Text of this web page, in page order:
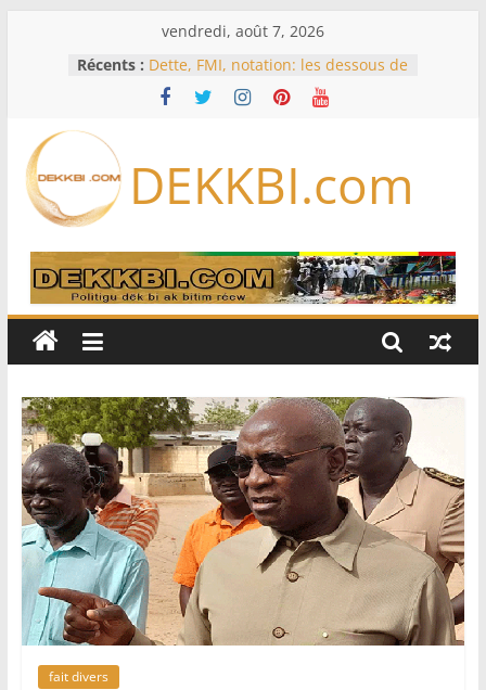
vendredi, août 7, 2026
Récents : Dette, FMI, notation: les dessous de
l’effondrement des IDE au
Sénégal…comment le Sénégal est
Bénin: Patrice Talon élu président
du Sénat, moins de trois mois
Pakistan et la Turquie signent un
accord de défense
RD Congo: Kinshasa interdit les
exportations de cuivre et de cobalt
production
extraordinaire: Six commissions
d’enquête à l’ordre du jour ce lundi
DEKKBI.com
fait divers